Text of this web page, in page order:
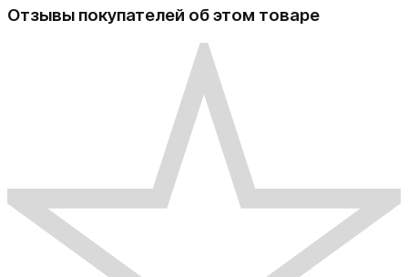
Отзывы покупателей об этом товаре